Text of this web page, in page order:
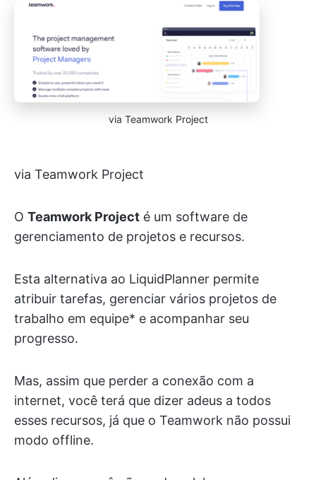
via Teamwork Project
via Teamwork Project
O Teamwork Project é um software de
gerenciamento de projetos e recursos.
Esta alternativa ao LiquidPlanner permite
atribuir tarefas, gerenciar vários projetos de
trabalho em equipe* e acompanhar seu
progresso.
Mas, assim que perder a conexão com a
internet, você terá que dizer adeus a todos
esses recursos, já que o Teamwork não possui
modo offline.